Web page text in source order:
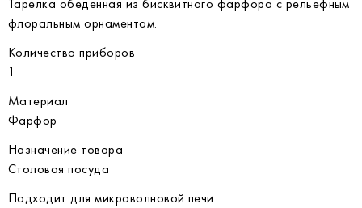
Тарелка обеденная из бисквитного фарфора с рельефным
флоральным орнаментом.
Количество приборов
1
Материал
Фарфор
Назначение товара
Столовая посуда
Подходит для микроволновой печи